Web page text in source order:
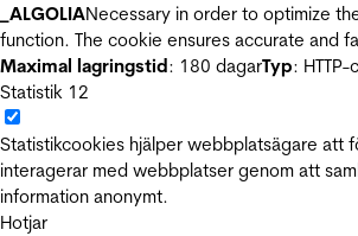
_ALGOLIANecessary in order to optimize
function. The cookie ensures accurate and
Maximal lagringstid: 180 dagarTyp:
Statistik 12
Statistikcookies hjälper webbplatsägare att
interagerar med webbplatser genom att
information anonymt.
Hotjar